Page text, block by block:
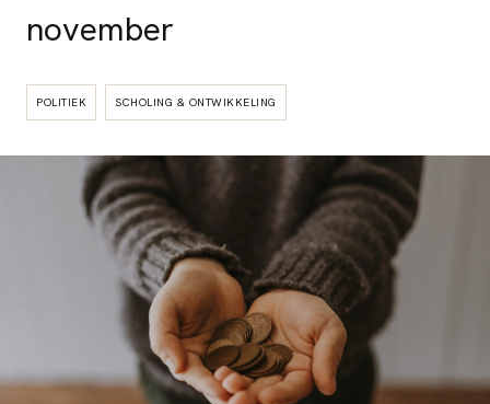
november
POLITIEK SCHOLING & ONTWIKKELING